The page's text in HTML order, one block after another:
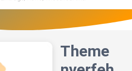
Theme